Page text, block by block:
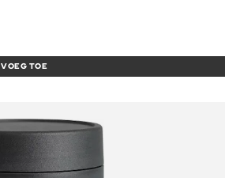
VOEG TOE